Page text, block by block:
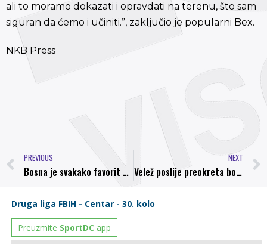
ali to moramo dokazati i opravdati na terenu, što sam
siguran da ćemo i učiniti.”, zaključio je popularni Bex.
NKB Press
PREVIOUS
Bosna je svakako favorit u ovom duelu, ali izabranici Nermina Bašića vjeruje u svoje kvalitete.
NEXT
Velež poslije preokreta bolji od Bratstva, Rudar Kakanj slavio u Banovićima